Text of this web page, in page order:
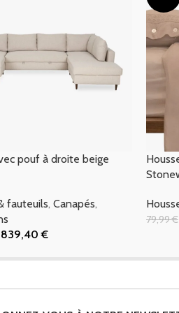
pouf à droite beige
fauteuils,Canapés,
839,40€
79,99€